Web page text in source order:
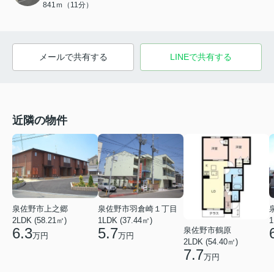
841ｍ（11分）
メールで共有する LINEで共有する
近隣の物件
泉佐野市上之郷
2LDK (58.21㎡)
6.3万円
泉佐野市羽倉崎１丁目
1LDK (37.44㎡)
5.7万円
泉佐野市鶴原
2LDK (54.40㎡)
7.7万円